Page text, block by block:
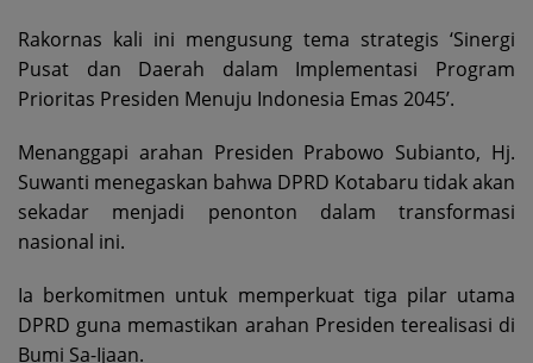
Rakornas kali ini mengusung tema strategis ‘Sinergi
Pusat dan Daerah dalam Implementasi Program
Prioritas Presiden Menuju Indonesia Emas 2045’.
Menanggapi arahan Presiden Prabowo Subianto, Hj.
Suwanti menegaskan bahwa DPRD Kotabaru tidak akan
sekadar menjadi penonton dalam transformasi
nasional ini.
Ia berkomitmen untuk memperkuat tiga pilar utama
DPRD guna memastikan arahan Presiden terealisasi di
Bumi Sa-Ijaan.